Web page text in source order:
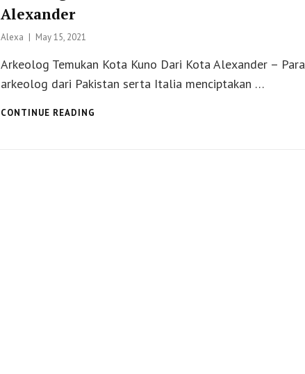
Alexander
Alexa
Posted
May 15, 2021
Arkeolog Temukan Kota Kuno Dari Kota Alexander – Para
arkeolog dari Pakistan serta Italia menciptakan …
CONTINUE READING